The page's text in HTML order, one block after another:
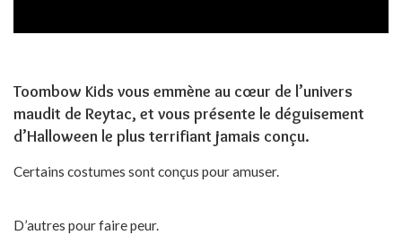
Toombow Kids vous emmène au cœur de l’univers
maudit de Reytac, et vous présente le déguisement
d’Halloween le plus terrifiant jamais conçu.
Certains costumes sont conçus pour amuser.
D’autres pour faire peur.